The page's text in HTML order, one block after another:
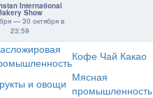
International
Show
— 30 октября в
23:59
Кофе Чай Какао
и овощи Мясная
промышленность